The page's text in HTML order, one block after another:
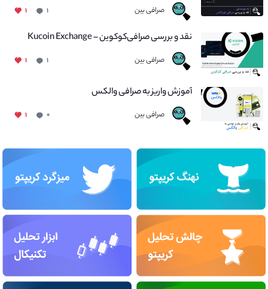
صرافی بین ۱ ۱
نقد و بررسی صرافی‌کوکوین – Kucoin Exchange
صرافی بین ۱ ۱
آموزش واریز به صرافی والکس
صرافی بین ۰ ۱